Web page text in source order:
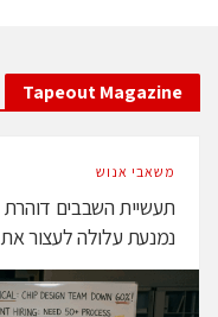
Tapeout Magazine
משאבי אנוש
תעשיית השבבים דוהרת
נמנעת עלולה לעצור